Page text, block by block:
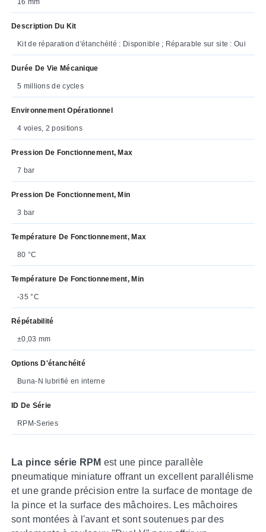
16 mm
Description Du Kit
Kit de réparation d'étanchéité : Disponible ; Réparable sur site : Oui
Durée De Vie Mécanique
5 millions de cycles
Environnement Opérationnel
4 voies, 2 positions
Pression De Fonctionnement, Max
7 bar
Pression De Fonctionnement, Min
3 bar
Température De Fonctionnement, Max
80 °C
Température De Fonctionnement, Min
-35 °C
Répétabilité
±0,03 mm
Options D'étanchéité
Buna-N lubrifié en interne
ID De Série
RPM-Series
La pince série RPM est une pince parallèle
pneumatique miniature offrant un excellent parallélisme
et une grande précision entre la surface de montage de
la pince et la surface des mâchoires. Les mâchoires
sont montées à l'avant et sont soutenues par des